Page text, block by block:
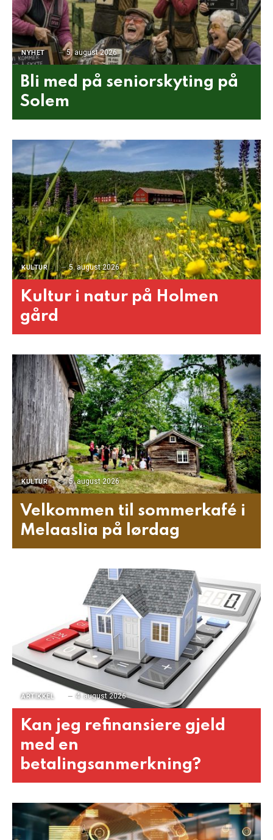
NYHET 5. august 2026
Bli med på seniorskyting på
Solem
KULTUR 5. august 2026
Kultur i natur på Holmen
gård
KULTUR 5. august 2026
Velkommen til sommerkafé i
Melaaslia på lørdag
ARTIKKEL 4. august 2026
Kan jeg refinansiere gjeld
med en
betalingsanmerkning?